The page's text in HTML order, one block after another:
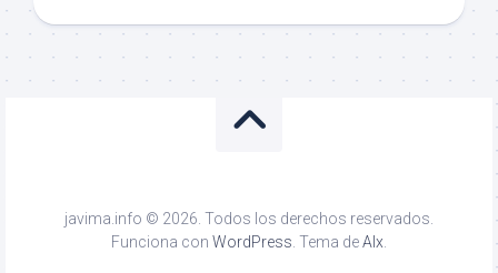
javima.info © 2026. Todos los derechos reservados.
Funciona con WordPress . Tema deAlx